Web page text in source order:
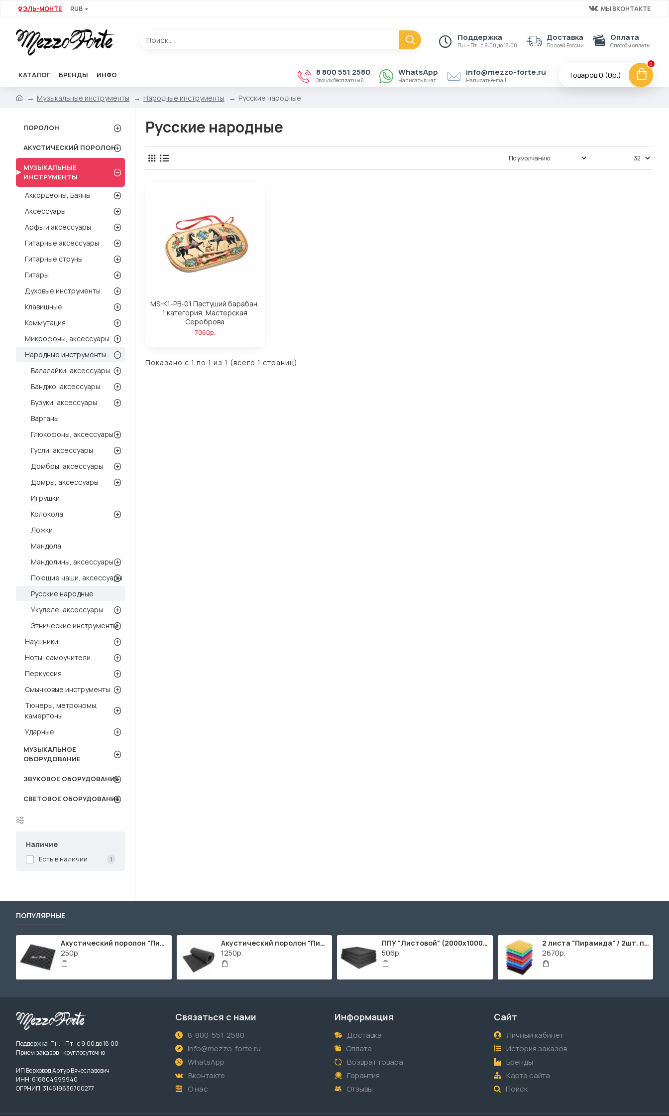
ЭЛЬ-МОНТЕ RUB МЫ ВКОНТАКТЕ
Поддержка
Пн. - Пт.: с 9:00 до 18:00
Доставка
По всей России
Оплата
Способы оплаты
КАТАЛОГ БРЕНДЫ ИНФО 8 800 551 2580
Звонок бесплатный
WhatsApp
Написать в чат
info@mezzo-forte.ru
Написать e-mail
Товаров 0 (0р.)
0
Музыкальные инструменты Народные инструменты Русские народные
ПОРОЛОН
АКУСТИЧЕСКИЙ ПОРОЛОН
МУЗЫКАЛЬНЫЕ
ИНСТРУМЕНТЫ
Аккордеоны, Баяны
Аксессуары
Арфы и аксессуары
Гитарные аксессуары
Гитарные струны
Гитары
Духовые инструменты
Клавишные
Коммутация
Микрофоны, аксессуары
Народные инструменты
Балалайки, аксессуары
Банджо, аксессуары
Бузуки, аксессуары
Варганы
Глюкофоны, аксессуары
Гусли, аксессуары
Домбры, аксессуары
Домры, аксессуары
Игрушки
Колокола
Ложки
Мандола
Мандолины, аксессуары
Поющие чаши, аксессуары
Русские народные
Укулеле, аксессуары
Этнические инструменты
Наушники
Ноты, самоучители
Перкуссия
Смычковые инструменты
Тюнеры, метрономы,
камертоны
Ударные
МУЗЫКАЛЬНОЕ
ОБОРУДОВАНИЕ
ЗВУКОВОЕ ОБОРУДОВАНИЕ
СВЕТОВОЕ ОБОРУДОВАНИЕ
Наличие
Есть в наличии 1
Русские народные
MS-K1-PB-01 Пастуший барабан,
1 категория, Мастерская
Сереброва
7060р.
Показано с 1 по 1 из 1 (всего 1 страниц)
ПОПУЛЯРНЫЕ
Акустический поролон "Пирамида" / 480x480х30мм / Темно-серый
250р.
Акустический поролон "Пирамида" / 2000х1000мм
1250р.
ППУ "Листовой" (2000х1000мм)
506р.
2 листа "Пирамида" / 2шт. по 2000х1000мм
2670р.
Поддержка: Пн. – Пт.: с 9:00 до 18:00
Прием заказов - круглосуточно
ИП Верховод Артур Вячеславович
ИНН: 616804999940
ОГРНИП: 314619636700277
Связаться с нами
8-800-551-2580
info@mezzo-forte.ru
WhatsApp
Вконтакте
О нас
Информация
Доставка
Оплата
Возврат товара
Гарантия
Отзывы
Сайт
Личный кабинет
История заказов
Бренды
Карта сайта
Поиск